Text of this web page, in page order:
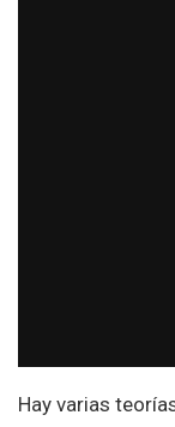
Hay varias